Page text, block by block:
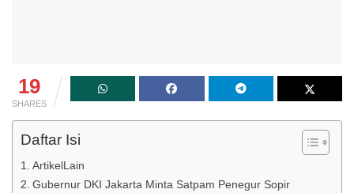
19
SHARES
Daftar Isi
ArtikelLain
Gubernur DKI Jakarta Minta Satpam Penegur Sopir